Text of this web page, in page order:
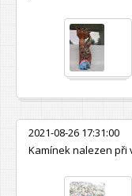
2021-08-26 17:31:00
Kamínek nalezen při